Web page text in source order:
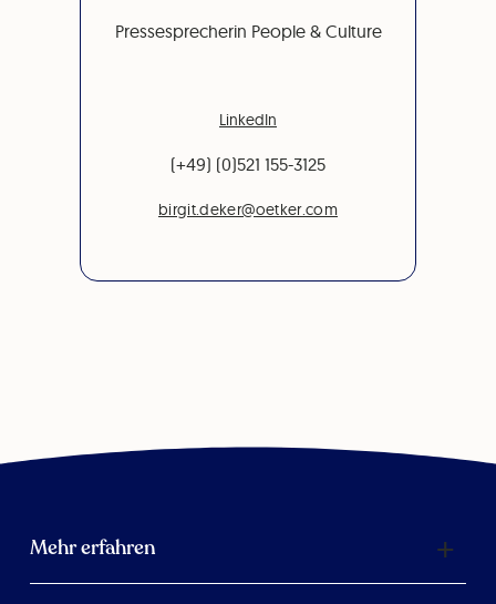
Pressesprecherin People & Culture
LinkedIn
(+49) (0)521 155-3125
birgit.deker@oetker.com
Mehr erfahren